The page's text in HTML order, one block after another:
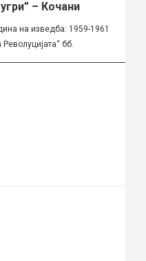
– Кочани
на изведба: 1959-1961
бб.